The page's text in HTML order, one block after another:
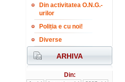
Din activitatea O.N.G.-
urilor
Poliția e cu noi!
Diverse
ARHIVA
Din: